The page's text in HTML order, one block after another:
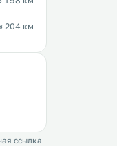
204 км
ссылка